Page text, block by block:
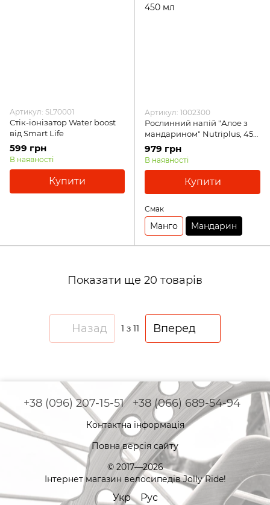
Артикул: SL70001
Стік-іонізатор Water boost
від Smart Life
599 грн
В наявності
Купити
Артикул: 1002300
Рослинний напій "Алое з
мандарином" Nutriplus, 450
мл
979 грн
В наявності
Купити
Смак
Манго Мандарин
Показати ще 20 товарів
Назад 1 з 11 Вперед
+38 (096) 207-15-51 +38 (066) 689-54-94
Контактна інформація
Повна версія сайту
© 2017—2026
Інтернет магазин велосипедів Jolly Ride!
Укр Рус